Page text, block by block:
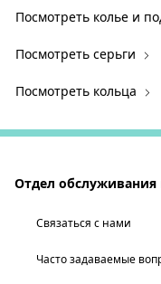
Посмотреть колье и
Посмотреть серьги
Посмотреть кольца
Отдел обслуживания
Связаться с нами
Часто задаваемые